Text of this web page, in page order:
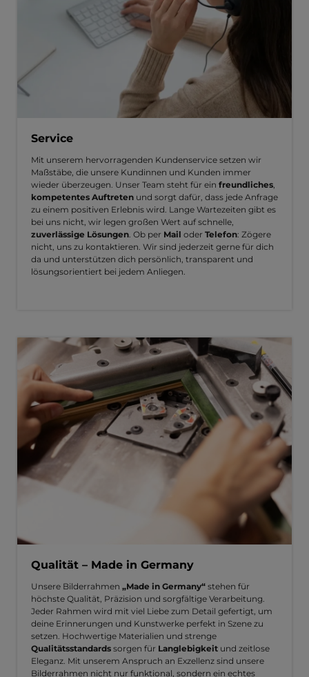
Service
Mit unserem hervorragenden Kundenservice setzen wir
Maßstäbe, die unsere Kundinnen und Kunden immer
wieder überzeugen. Unser Team steht für ein freundliches,
kompetentes Auftreten und sorgt dafür, dass jede Anfrage
zu einem positiven Erlebnis wird. Lange Wartezeiten gibt es
bei uns nicht, wir legen großen Wert auf schnelle,
zuverlässige Lösungen. Ob per Mail oder Telefon: Zögere
nicht, uns zu kontaktieren. Wir sind jederzeit gerne für dich
da und unterstützen dich persönlich, transparent und
lösungsorientiert bei jedem Anliegen.
Qualität – Made in Germany
Unsere Bilderrahmen „Made in Germany“ stehen für
höchste Qualität, Präzision und sorgfältige Verarbeitung.
Jeder Rahmen wird mit viel Liebe zum Detail gefertigt, um
deine Erinnerungen und Kunstwerke perfekt in Szene zu
setzen. Hochwertige Materialien und strenge
Qualitätsstandards sorgen für Langlebigkeit und zeitlose
Eleganz. Mit unserem Anspruch an Exzellenz sind unsere
Bilderrahmen nicht nur funktional, sondern ein echtes